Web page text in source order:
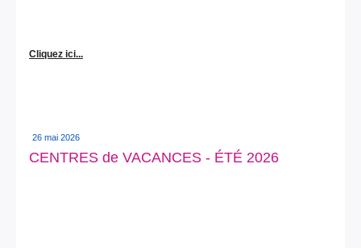
Cliquez ici...
26 mai 2026
CENTRES de VACANCES - ÉTÉ 2026